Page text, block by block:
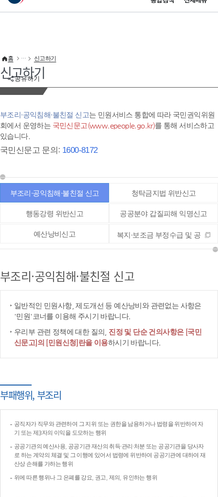
이 누리집은 대한민국 공식 전자정부 누리집입니다.
공유하기
홈 신고하기
신고하기
부조리·공익침해·불친절 신고는 민원서비스 통합에 따라 국민권익위원
회에서 운영하는 국민신문고(www.epeople.go.kr)를 통해 서비스하고
있습니다.
국민신문고 문의: 1600-8172
부조리·공익침해·불친절 신고 청탁금지법 위반신고
행동강령 위반신고 공공분야 갑질피해 익명신고
예산낭비신고 복지·보조금 부정수급 및 공
부조리·공익침해·불친절 신고
일반적인 민원사항, 제도개선 등 예산낭비와 관련없는 사항은
'민원'코너를 이용해 주시기 바랍니다.
우리부 관련 정책에 대한 질의, 진정 및 단순 건의사항은 [국민
신문고]의 [민원신청]란을 이용하시기 바랍니다.
부패행위, 부조리
공직자가 직무와 관련하여 그 지위 또는 권한을 남용하거나 법령을 위반하여 자
기 또는 제3자의 이익을 도모하는 행위
공공기관의 예산사용, 공공기관 재산의 취득·관리·처분 또는 공공기관을 당사자
로 하는 계약의 체결 및 그 이행에 있어서 법령에 위반하여 공공기관에 대하여 재
산상 손해를 가하는 행위
위에 따른 행위나 그 은폐를 강요, 권고, 제의, 유인하는 행위